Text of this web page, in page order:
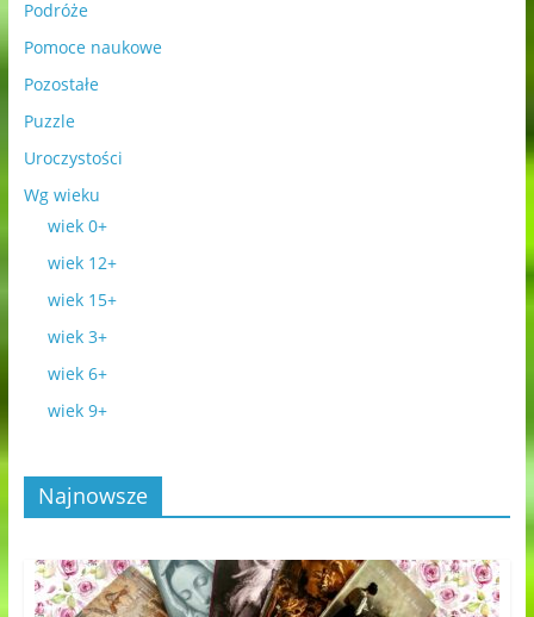
Podróże
Pomoce naukowe
Pozostałe
Puzzle
Uroczystości
Wg wieku
wiek 0+
wiek 12+
wiek 15+
wiek 3+
wiek 6+
wiek 9+
Najnowsze